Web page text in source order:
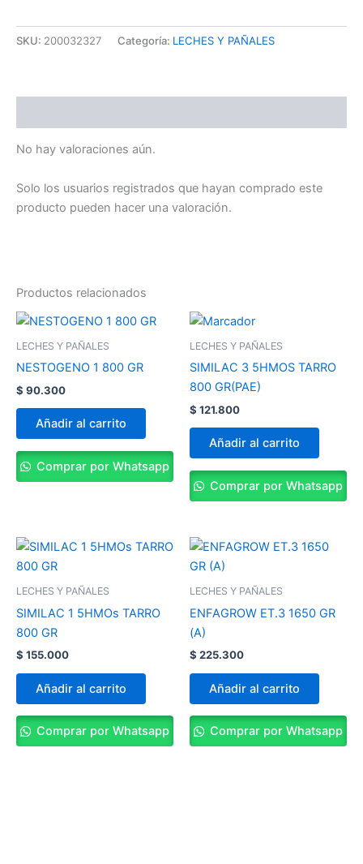
SKU: 200032327 Categoría: LECHES Y PAÑALES
No hay valoraciones aún.
Solo los usuarios registrados que hayan comprado este
producto pueden hacer una valoración.
Productos relacionados
LECHES Y PAÑALES
NESTOGENO 1 800 GR
$ 90.300
Añadir al carrito
Comprar por Whatsapp
LECHES Y PAÑALES
SIMILAC 3 5HMOS TARRO
800 GR(PAE)
$ 121.800
Añadir al carrito
Comprar por Whatsapp
LECHES Y PAÑALES
SIMILAC 1 5HMOs TARRO
800 GR
$ 155.000
Añadir al carrito
Comprar por Whatsapp
LECHES Y PAÑALES
ENFAGROW ET.3 1650 GR
(A)
$ 225.300
Añadir al carrito
Comprar por Whatsapp